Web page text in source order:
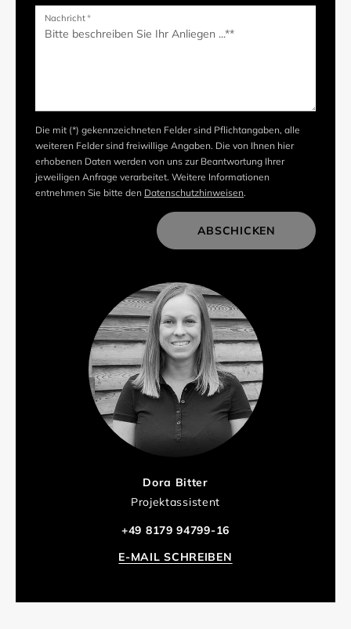
Dora Bitter
Projektassistent
+49 8179 94799-16
E-MAIL SCHREIBEN
Nachricht*
Die mit (*) gekennzeichneten Felder sind Pflichtangaben, alle
weiteren Felder sind freiwillige Angaben. Die von Ihnen hier
erhobenen Daten werden von uns zur Beantwortung Ihrer
jeweiligen Anfrage verarbeitet. Weitere Informationen
entnehmen Sie bitte den Datenschutzhinweisen.
ABSCHICKEN